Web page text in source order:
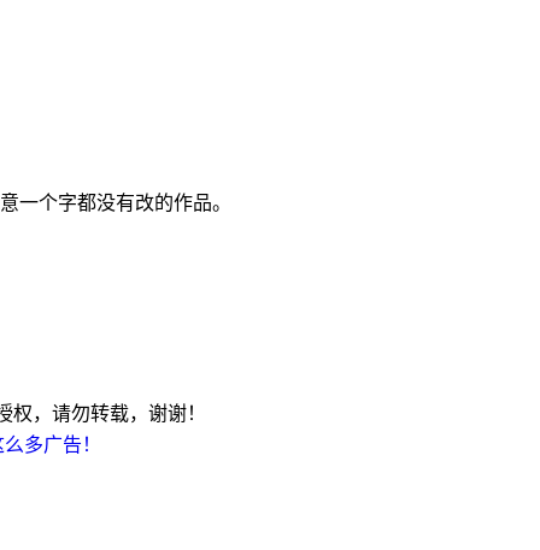
一个字都没有改的作品。
权，请勿转载，谢谢！
多广告！